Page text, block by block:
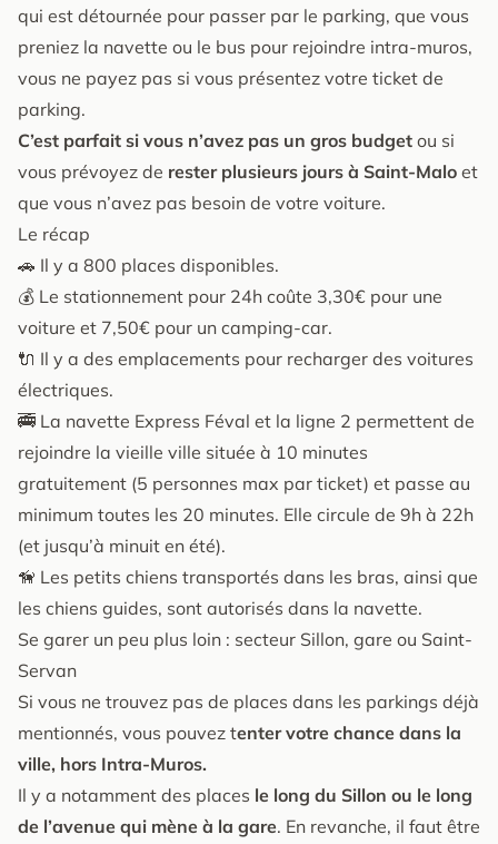
qui est détournée pour passer par le parking, que vous
preniez la navette ou le bus pour rejoindre intra-muros,
vous ne payez pas si vous présentez votre ticket de
parking.
C’est parfait si vous n’avez pas un gros budget ou si
vous prévoyez de rester plusieurs jours à Saint-Malo et
que vous n’avez pas besoin de votre voiture.
Le récap
🚗 Il y a 800 places disponibles.
💰 Le stationnement pour 24h coûte 3,30€ pour une
voiture et 7,50€ pour un camping-car.
🔌 Il y a des emplacements pour recharger des voitures
électriques.
🚎 La navette Express Féval et la ligne 2 permettent de
rejoindre la vieille ville située à 10 minutes
gratuitement (5 personnes max par ticket) et passe au
minimum toutes les 20 minutes. Elle circule de 9h à 22h
(et jusqu’à minuit en été).
🦮 Les petits chiens transportés dans les bras, ainsi que
les chiens guides, sont autorisés dans la navette.
Se garer un peu plus loin : secteur Sillon, gare ou Saint-
Servan
Si vous ne trouvez pas de places dans les parkings déjà
mentionnés, vous pouvez tenter votre chance dans la
ville, hors Intra-Muros.
Il y a notamment des places le long du Sillon ou le long
de l’avenue qui mène à la gare. En revanche, il faut être